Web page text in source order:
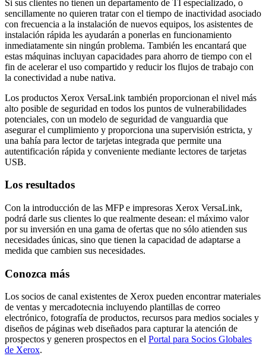
Si sus clientes no tienen un departamento de TI especializado, o
sencillamente no quieren tratar con el tiempo de inactividad asociado
con frecuencia a la instalación de nuevos equipos, los asistentes de
instalación rápida les ayudarán a ponerlas en funcionamiento
inmediatamente sin ningún problema. También les encantará que
estas máquinas incluyan capacidades para ahorro de tiempo con el
fin de acelerar el uso compartido y reducir los flujos de trabajo con
la conectividad a nube nativa.
Los productos Xerox VersaLink también proporcionan el nivel más
alto posible de seguridad en todos los puntos de vulnerabilidades
potenciales, con un modelo de seguridad de vanguardia que
asegurar el cumplimiento y proporciona una supervisión estricta, y
una bahía para lector de tarjetas integrada que permite una
autentificación rápida y conveniente mediante lectores de tarjetas
USB.
Los resultados
Con la introducción de las MFP e impresoras Xerox VersaLink,
podrá darle sus clientes lo que realmente desean: el máximo valor
por su inversión en una gama de ofertas que no sólo atienden sus
necesidades únicas, sino que tienen la capacidad de adaptarse a
medida que cambien sus necesidades.
Conozca más
Los socios de canal existentes de Xerox pueden encontrar materiales
de ventas y mercadotecnia incluyendo plantillas de correo
electrónico, fotografía de productos, recursos para medios sociales y
diseños de páginas web diseñados para capturar la atención de
prospectos y generen prospectos en el Portal para Socios Globales
de Xerox.